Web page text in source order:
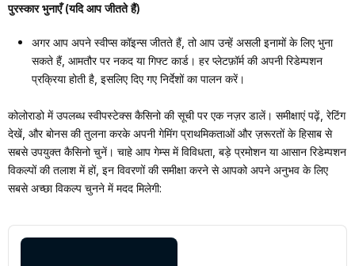
पुरस्कार भुनाएँ (यदि आप जीतते हैं)
अगर आप अपने स्वीप्स कॉइन्स जीतते हैं, तो आप उन्हें असली इनामों के लिए भुना
सकते हैं, आमतौर पर नकद या गिफ्ट कार्ड। हर प्लेटफ़ॉर्म की अपनी रिडेम्पशन
प्रक्रिया होती है, इसलिए दिए गए निर्देशों का पालन करें।
कोलोराडो में उपलब्ध स्वीपस्टेक्स कैसिनो की सूची पर एक नज़र डालें। समीक्षाएं पढ़ें, रेटिंग
देखें, और बोनस की तुलना करके अपनी गेमिंग प्राथमिकताओं और ज़रूरतों के हिसाब से
सबसे उपयुक्त कैसिनो चुनें। चाहे आप गेम्स में विविधता, बड़े प्रमोशन या आसान रिडेम्पशन
विकल्पों की तलाश में हों, इन विवरणों की समीक्षा करने से आपको अपने अनुभव के लिए
सबसे अच्छा विकल्प चुनने में मदद मिलेगी: